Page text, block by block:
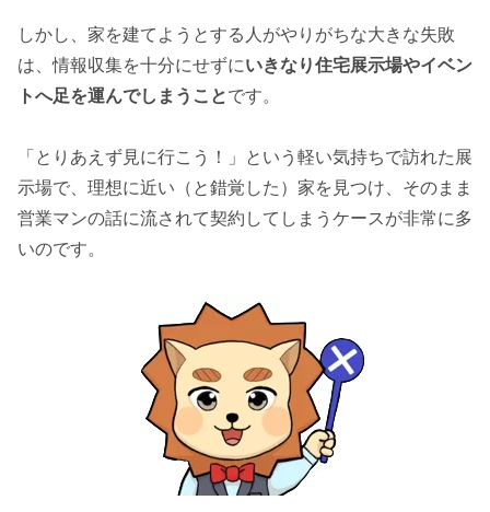
しかし、家を建てようとする人がやりがちな大きな失敗
は、情報収集を十分にせずにいきなり住宅展示場やイベン
トへ足を運んでしまうことです。
「とりあえず見に行こう！」という軽い気持ちで訪れた展
示場で、理想に近い（と錯覚した）家を見つけ、そのまま
営業マンの話に流されて契約してしまうケースが非常に多
いのです。